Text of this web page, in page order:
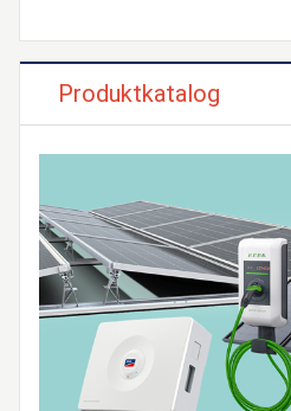
Produktkatalog